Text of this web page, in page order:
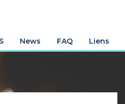
News FAQ Liens